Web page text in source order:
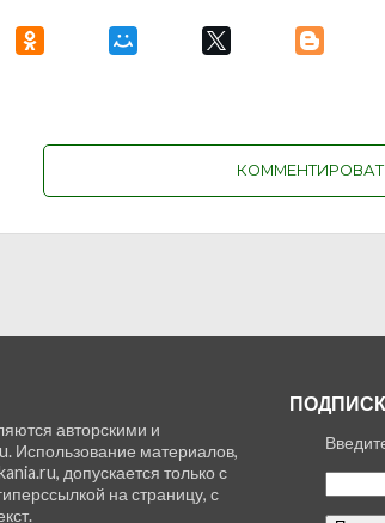
авторскими и
Использование материалов,
допускается только с
на страницу, с